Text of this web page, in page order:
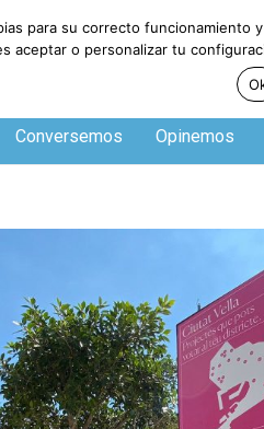
Conversemos Opinemos
para su correcto
aceptar o personalizar tu